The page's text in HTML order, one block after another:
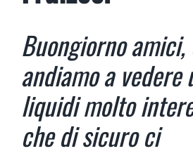
Buongiorno
andiamo a vedere
liquidi molto
che di sicuro ci